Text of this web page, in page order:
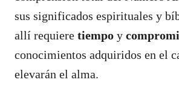
sus significados espirituales y
allí requiere tiempo y
conocimientos adquiridos en el
elevarán el alma.